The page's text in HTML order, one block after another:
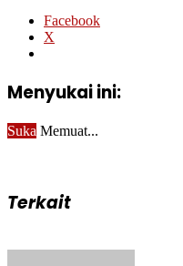
Facebook
X
Menyukai ini:
Suka Memuat...
Terkait